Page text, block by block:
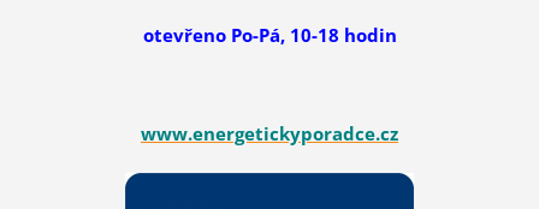
otevřeno Po-Pá, 10-18 hodin
www.energetickyporadce.cz